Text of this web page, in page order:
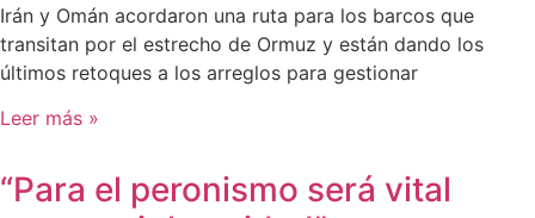
Irán y Omán acordaron una ruta para los barcos que
transitan por el estrecho de Ormuz y están dando los
últimos retoques a los arreglos para gestionar
Leer más »
“Para el peronismo será vital